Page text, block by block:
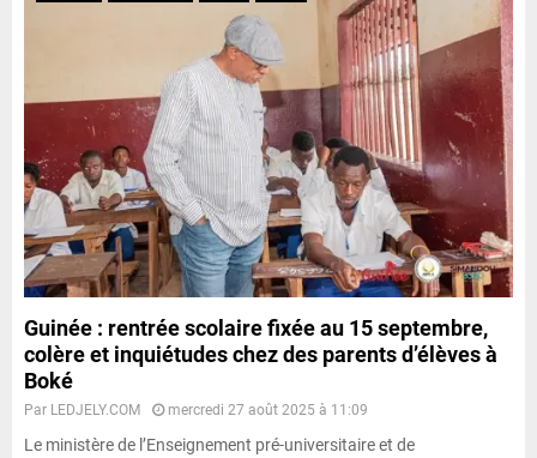
Guinée : rentrée scolaire fixée au 15 septembre,
colère et inquiétudes chez des parents d’élèves à
Boké
Par LEDJELY.COM mercredi 27 août 2025 à 11:09
Le ministère de l’Enseignement pré-universitaire et de